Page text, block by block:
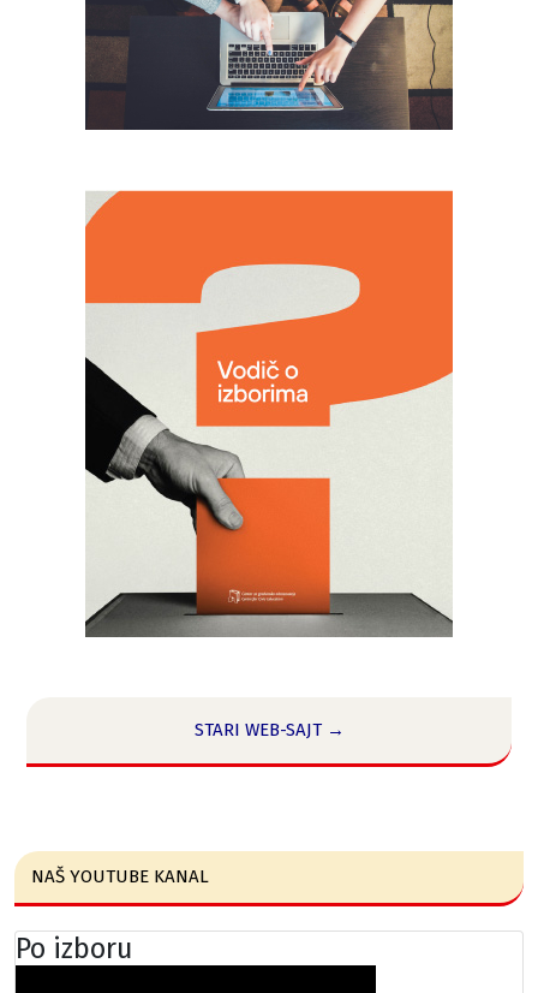
STARI WEB-SAJT →
NAŠ YOUTUBE KANAL
Po izboru